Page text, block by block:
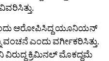
ಆರೋಪಿಸಿದ್ದ ಯೂನಿಯನ್
ಎಂದು ವರ್ಗೀಕರಿಸಿತ್ತು.
ಕ್ರಿಮಿನಲ್ ಮೊಕದ್ದಮೆ